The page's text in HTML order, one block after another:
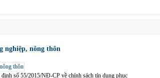
nghiệp, nông thôn
số 55/2015/NĐ-CP về chính sách tín dụng phục